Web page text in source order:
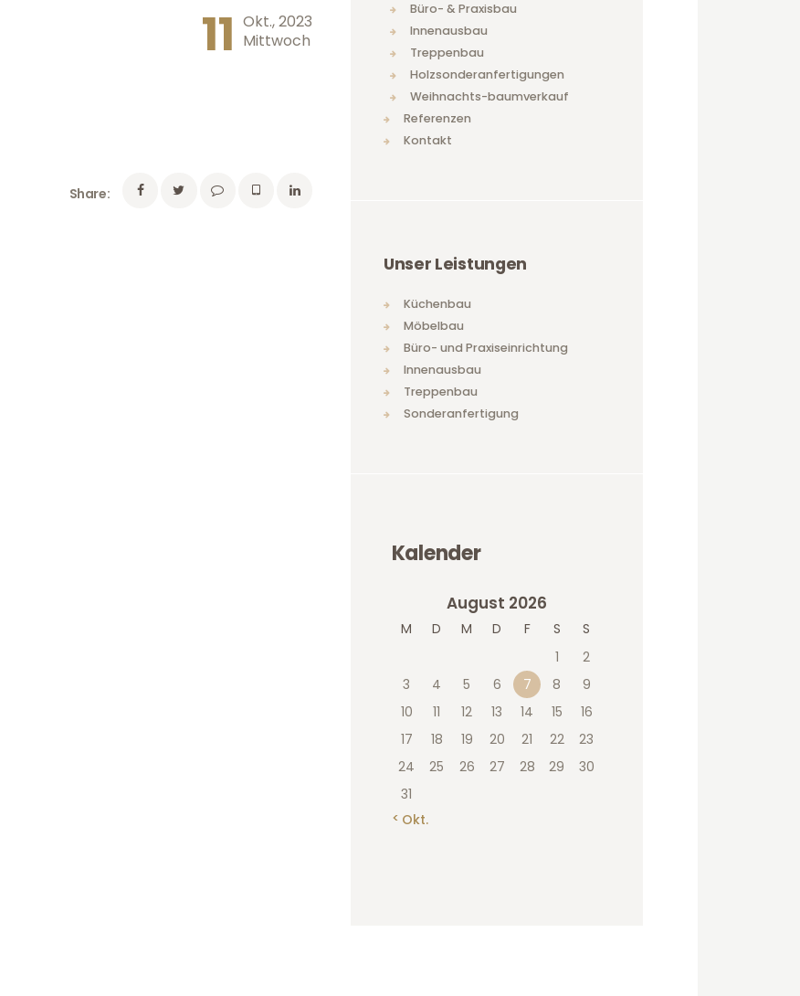
11 Okt., 2023
Mittwoch
Share:
Büro- & Praxisbau
Innenausbau
Treppenbau
Holzsonderanfertigungen
Weihnachts-baumverkauf
Referenzen
Kontakt
Unser Leistungen
Küchenbau
Möbelbau
Büro- und Praxiseinrichtung
Innenausbau
Treppenbau
Sonderanfertigung
Kalender
August 2026
M D M D F S
S
1
2
3
4 5 6 7 8
9
10
11 12 13 14 15
16
17
18 19 20 21 22
23
24
25 26 27 28 29
30
31
« Okt.